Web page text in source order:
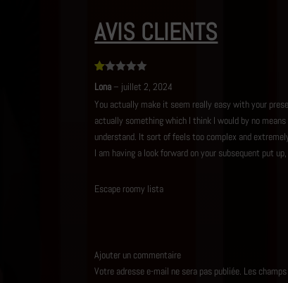
AVIS CLIENTS
N
ot
e
1
s
5
Lona – juillet 2, 2024
You actually make it seem really easy with your
actually something which I think I would by no means
understand. It sort of feels too complex and
I am having a look forward on your subsequent put
Escape roomy lista
Ajouter un commentaire
Votre adresse e-mail ne sera pas publiée. Les